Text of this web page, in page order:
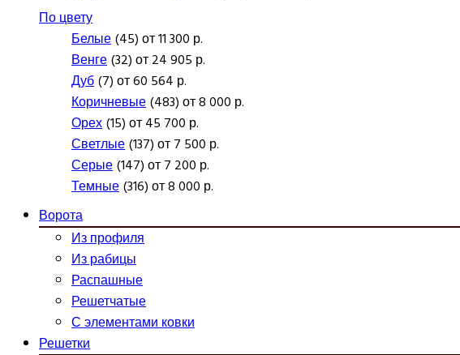
По цвету
Белые(45) от 11 300 р.
Венге(32) от 24 905 р.
Дуб(7) от 60 564 р.
Коричневые(483) от 8 000 р.
Орех(15) от 45 700 р.
Светлые(137) от 7 500 р.
Серые(147) от 7 200 р.
Темные(316) от 8 000 р.
Ворота
Из профиля
Из рабицы
Распашные
Решетчатые
С элементами ковки
Решетки